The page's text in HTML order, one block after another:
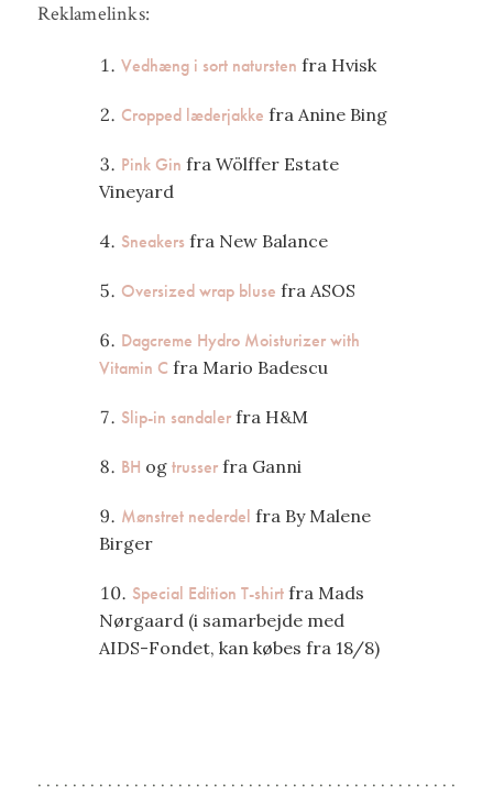
Reklamelinks:
Vedhæng i sort natursten fra Hvisk
Cropped læderjakke fra Anine Bing
Pink Gin fra Wölffer Estate
Vineyard
Sneakersfra New Balance
Oversized wrap bluse fra ASOS
Dagcreme Hydro Moisturizer with
Vitamin C fra Mario Badescu
Slip-in sandalerfra H&M
BH og trusserfra Ganni
Mønstret nederdel fra By Malene
Birger
Special Edition T-shirtfra Mads
Nørgaard (i samarbejde med
AIDS-Fondet, kan købes fra 18/8)